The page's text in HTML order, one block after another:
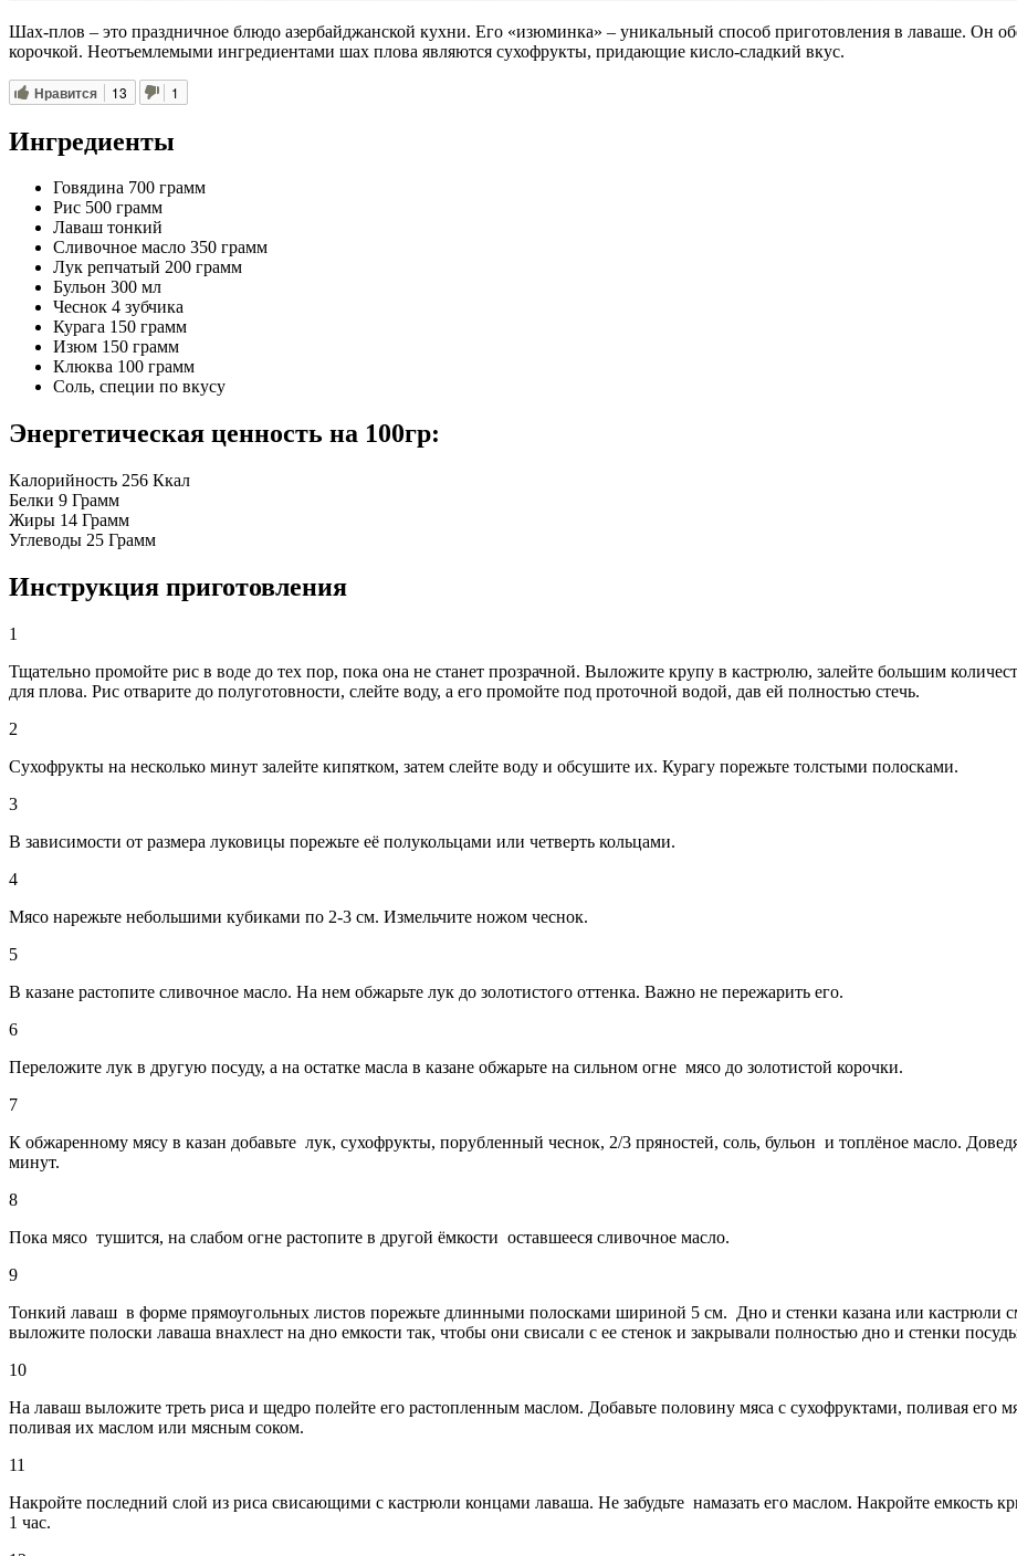
Шах-плов – это праздничное блюдо азербайджанской кухни. Его «изюминка» – уникальный способ приготовления в лаваше. Он
корочкой. Неотъемлемыми ингредиентами шах плова являются сухофрукты, придающие кисло-сладкий вкус.
Нравится 13 1
Ингредиенты
Говядина 700 грамм
Рис 500 грамм
Лаваш тонкий
Сливочное масло 350 грамм
Лук репчатый 200 грамм
Бульон 300 мл
Чеснок 4 зубчика
Курага 150 грамм
Изюм 150 грамм
Клюква 100 грамм
Соль, специи по вкусу
Энергетическая ценность на 100гр:
Калорийность 256 Ккал
Белки 9 Грамм
Жиры 14 Грамм
Углеводы 25 Грамм
Инструкция приготовления
1
Тщательно промойте рис в воде до тех пор, пока она не станет прозрачной. Выложите крупу в кастрюлю, залейте большим
для плова. Рис отварите до полуготовности, слейте воду, а его промойте под проточной водой, дав ей полностью стечь.
2
Сухофрукты на несколько минут залейте кипятком, затем слейте воду и обсушите их. Курагу порежьте толстыми полосками.
3
В зависимости от размера луковицы порежьте её полукольцами или четверть кольцами.
4
Мясо нарежьте небольшими кубиками по 2-3 см. Измельчите ножом чеснок.
5
В казане растопите сливочное масло. На нем обжарьте лук до золотистого оттенка. Важно не пережарить его.
6
Переложите лук в другую посуду, а на остатке масла в казане обжарьте на сильном огне мясо до золотистой корочки.
7
К обжаренному мясу в казан добавьте лук, сухофрукты, порубленный чеснок, 2/3 пряностей, соль, бульон и топлёное масло.
минут.
8
Пока мясо тушится, на слабом огне растопите в другой ёмкости оставшееся сливочное масло.
9
Тонкий лаваш в форме прямоугольных листов порежьте длинными полосками шириной 5 см. Дно и стенки казана или кастрюли
выложите полоски лаваша внахлест на дно емкости так, чтобы они свисали с ее стенок и закрывали полностью дно и стенки
10
На лаваш выложите треть риса и щедро полейте его растопленным маслом. Добавьте половину мяса с сухофруктами, поливая его
поливая их маслом или мясным соком.
11
Накройте последний слой из риса свисающими с кастрюли концами лаваша. Не забудьте намазать его маслом. Накройте емкость
1 час.